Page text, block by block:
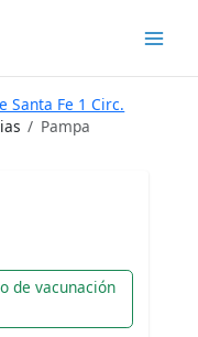
Santa Fe 1 Circ.
Pampa
de vacunación